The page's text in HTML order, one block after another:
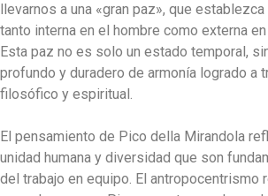
llevarnos a una «gran paz», que
tanto interna en el hombre como externa
Esta paz no es solo un estado temporal,
profundo y duradero de armonía logrado a
filosófico y espiritual.
El pensamiento de Pico della Mirandola
unidad humana y diversidad que son
del trabajo en equipo. El antropocentrismo